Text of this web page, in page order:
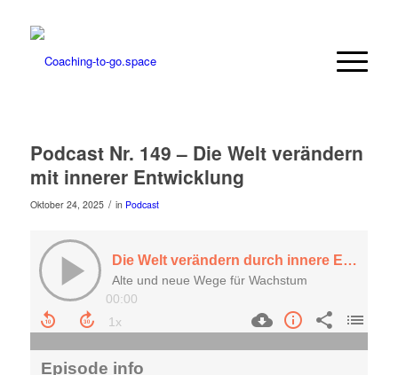
Podcast Nr. 149 – Die Welt verändern
mit innerer Entwicklung
Oktober 24, 2025 / in Podcast